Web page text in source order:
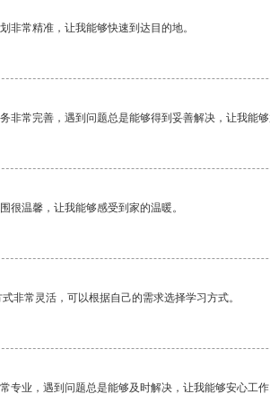
非常精准，让我能够快速到达目的地。
非常完善，遇到问题总是能够得到妥善解决，让我能够
很温馨，让我能够感受到家的温暖。
非常灵活，可以根据自己的需求选择学习方式。
专业，遇到问题总是能够及时解决，让我能够安心工作